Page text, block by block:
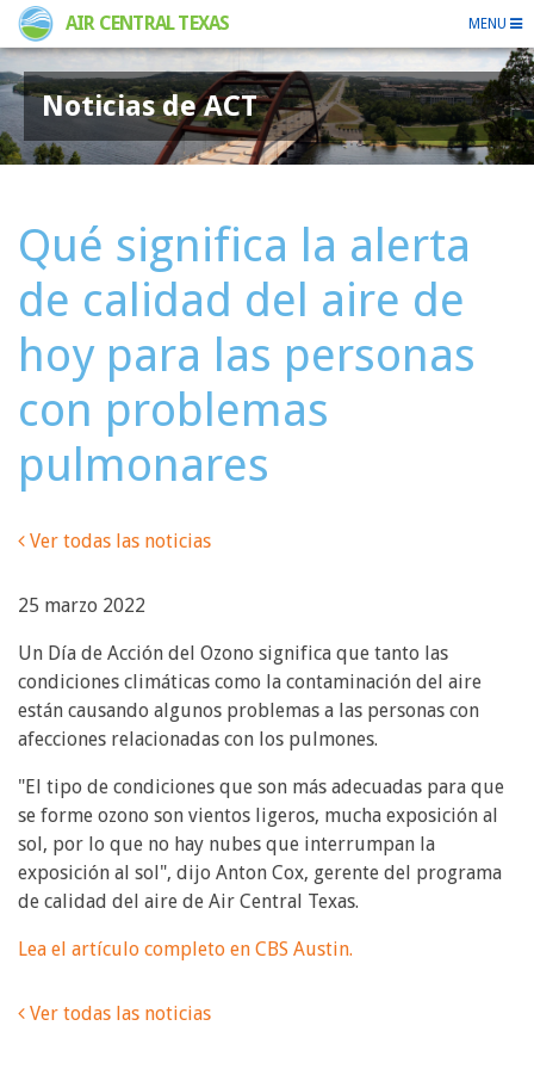
AIR CENTRAL TEXAS MENU
Noticias de ACT
Qué significa la alerta
de calidad del aire de
hoy para las personas
con problemas
pulmonares
Ver todas las noticias
25 marzo 2022
Un Día de Acción del Ozono significa que tanto las
condiciones climáticas como la contaminación del aire
están causando algunos problemas a las personas con
afecciones relacionadas con los pulmones.
"El tipo de condiciones que son más adecuadas para que
se forme ozono son vientos ligeros, mucha exposición al
sol, por lo que no hay nubes que interrumpan la
exposición al sol", dijo Anton Cox, gerente del programa
de calidad del aire de Air Central Texas.
Lea el artículo completo en CBS Austin.
Ver todas las noticias